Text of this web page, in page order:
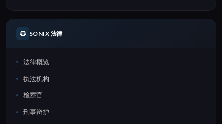
SONIX 法律
法律概览
执法机构
检察官
刑事辩护